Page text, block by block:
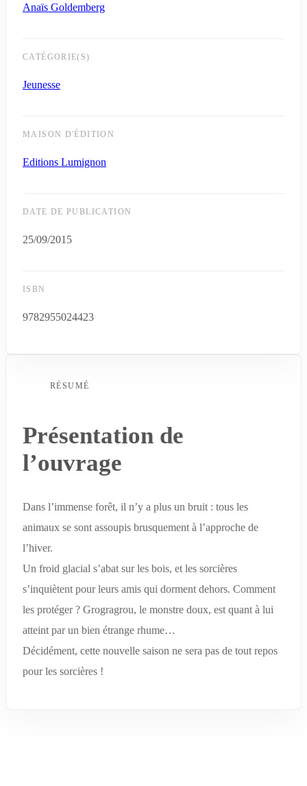
Anaïs Goldemberg
CATÉGORIE(S)
Jeunesse
MAISON D'ÉDITION
Editions Lumignon
DATE DE PUBLICATION
25/09/2015
ISBN
9782955024423
RÉSUMÉ
Présentation de
l’ouvrage
Dans l’immense forêt, il n’y a plus un bruit : tous les
animaux se sont assoupis brusquement à l’approche de
l’hiver.
Un froid glacial s’abat sur les bois, et les sorcières
s’inquiètent pour leurs amis qui dorment dehors. Comment
les protéger ? Grogragrou, le monstre doux, est quant à lui
atteint par un bien étrange rhume…
Décidément, cette nouvelle saison ne sera pas de tout repos
pour les sorcières !